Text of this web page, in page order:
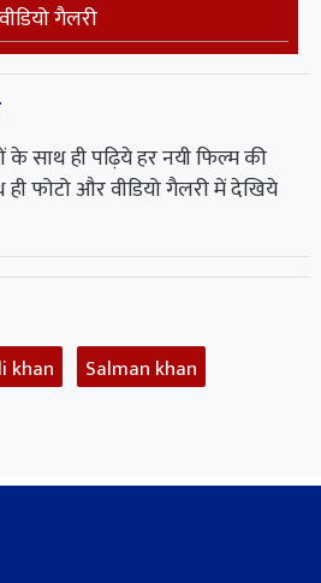
वीडियो गैलरी
साथ ही पढ़िये हर नयी फिल्म की
फोटो और वीडियो गैलरी में देखिये
khan
Salman khan